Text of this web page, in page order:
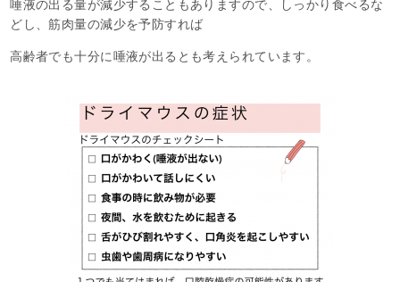
唾液の出る量が減少することもありますので、しっかり食べるな
どし、筋肉量の減少を予防すれば
高齢者でも十分に唾液が出るとも考えられています。